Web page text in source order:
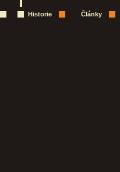
Historie
Články